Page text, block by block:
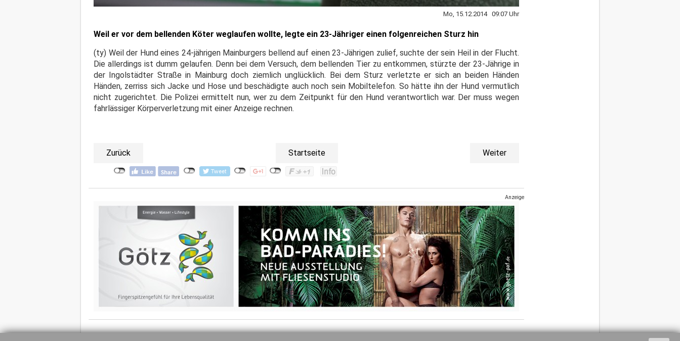
Mo, 15.12.2014 09:07 Uhr
Weil er vor dem bellenden Köter weglaufen wollte, legte ein 23-Jähriger einen folgenreichen Sturz hin
(ty) Weil der Hund eines 24-jährigen Mainburgers bellend auf einen 23-Jährigen zulief, suchte der sein Heil in der Flucht.
Die allerdings ist dumm gelaufen. Denn bei dem Versuch, dem bellenden Tier zu entkommen, stürzte der 23-Jährige in
der Ingolstädter Straße in Mainburg doch ziemlich unglücklich. Bei dem Sturz verletzte er sich an beiden Händen
Händen, zerriss sich Jacke und Hose und beschädigte auch noch sein Mobiltelefon. So hätte ihn der Hund vermutlich
nicht zugerichtet. Die Polizei ermittelt nun, wer zu dem Zeitpunkt für den Hund verantwortlich war. Der muss wegen
fahrlässiger Körperverletzung mit einer Anzeige rechnen.
Zurück Startseite Weiter
Anzeige